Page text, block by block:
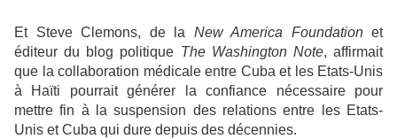
Et Steve Clemons, de la New America Foundationet
éditeur du blog politique The Washington Note, affirmait
que la collaboration médicale entre Cuba et les Etats-Unis
à Haïti pourrait générer la confiance nécessaire pour
mettre fin à la suspension des relations entre les Etats-
Unis et Cuba qui dure depuis des décennies.